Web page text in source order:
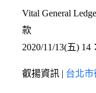
Vital General
款
2020/11/13(五) 14
叡揚資訊 | 台北市